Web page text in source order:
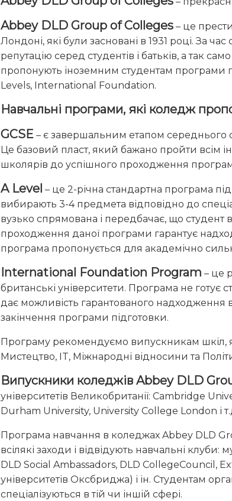
Abbey DLD Group of Colleges– це
Лондоні, які були засновані в 1931 році. За
репутацію серед студентів і батьків, а так
пропонують іноземним студентам програми
Levels, International Foundation.
Навчальні програми, які коледж
GCSE– є завершальним етапом середнього
Це базовий пласт, який бажано пройти всім
школярів до успішного проходження
A Level – це 2-річна стандартна програма
вибирають 3-4 предмета відповідно до
вузько спрямована і передбачає, що
проходження даної програми гарантує
програма пропонується для академічно
International Foundation Program – це
британські університети. Програма не готує
дає можливість гарантованого надходження
закінчення програми підготовки.
Програму рекомендуємо випускникам шкіл,
Мистецтво, IT, Міжнародні відносини та
Випускники коледжів Abbey DLD
університетів Великобританії: Cambridge
Durham University, University College London і
Програма навчання в коледжах Abbey DLD
всілякі заходи і відвідують навчальні
DLD Social Ambassadors, DLD
університетів Оксбриджа) і ін. Студентам
спеціалізуються в тій чи іншій сфері.